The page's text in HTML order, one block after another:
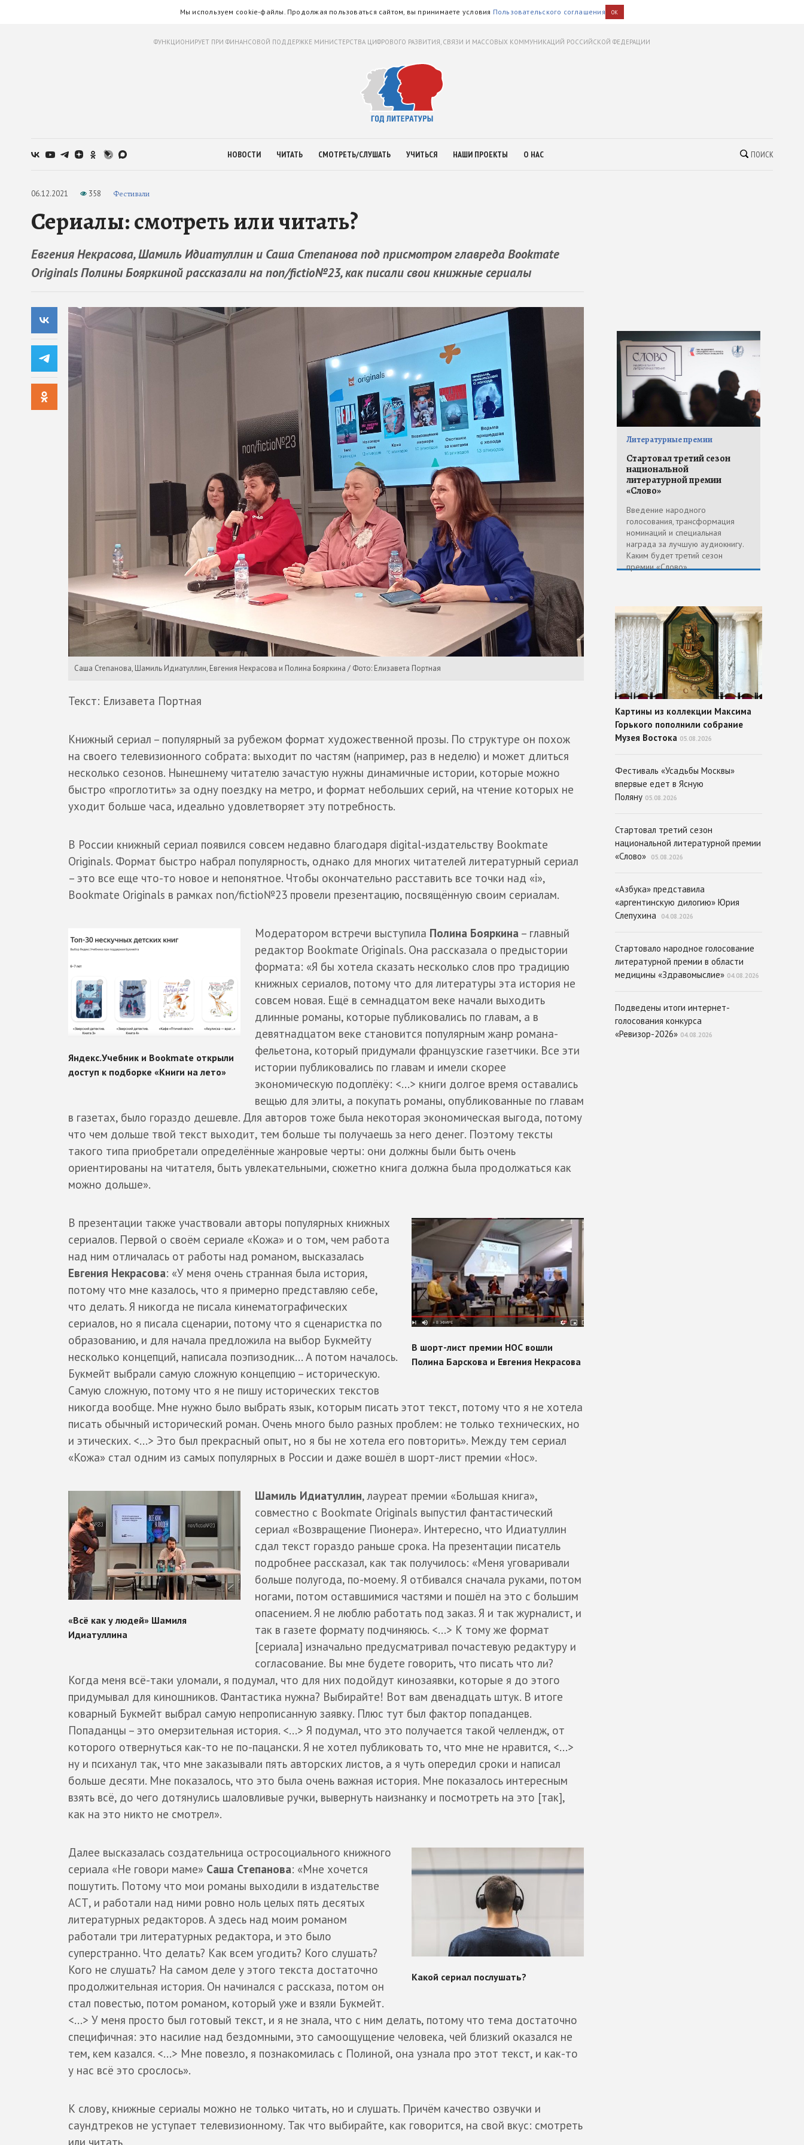
Мы используем cookie-файлы. Продолжая пользоваться сайтом, вы принимаете условия Пользовательского соглашения OK
ФУНКЦИОНИРУЕТ ПРИ ФИНАНСОВОЙ ПОДДЕРЖКЕ МИНИСТЕРСТВА ЦИФРОВОГО РАЗВИТИЯ, СВЯЗИ И МАССОВЫХ КОММУНИКАЦИЙ РОССИЙСКОЙ ФЕДЕРАЦИИ
НОВОСТИ ЧИТАТЬ СМОТРЕТЬ/СЛУШАТЬ УЧИТЬСЯ НАШИ ПРОЕКТЫ О НАС ПОИСК
06.12.2021 358 Фестивали
Сериалы: смотреть или читать?
Евгения Некрасова, Шамиль Идиатуллин и Саша Степанова под присмотром главреда Bookmate
Originals Полины Бояркиной рассказали на non/fictio№23, как писали свои книжные сериалы
Саша Степанова, Шамиль Идиатуллин, Евгения Некрасова и Полина Бояркина / Фото: Елизавета Портная
Текст: Елизавета Портная
Книжный сериал – популярный за рубежом формат художественной прозы. По структуре он похож
на своего телевизионного собрата: выходит по частям (например, раз в неделю) и может длиться
несколько сезонов. Нынешнему читателю зачастую нужны динамичные истории, которые можно
быстро «проглотить» за одну поездку на метро, и формат небольших серий, на чтение которых не
уходит больше часа, идеально удовлетворяет эту потребность.
В России книжный сериал появился совсем недавно благодаря digital-издательству Bookmate
Originals. Формат быстро набрал популярность, однако для многих читателей литературный сериал
– это все еще что-то новое и непонятное. Чтобы окончательно расставить все точки над «i»,
Bookmate Originals в рамках non/fictio№23 провели презентацию, посвящённую своим сериалам.
Модератором встречи выступила Полина Бояркина – главный
редактор Bookmate Originals. Она рассказала о предыстории
формата: «Я бы хотела сказать несколько слов про традицию
книжных сериалов, потому что для литературы эта история не
совсем новая. Ещё в семнадцатом веке начали выходить
длинные романы, которые публиковались по главам, а в
девятнадцатом веке становится популярным жанр романа-
фельетона, который придумали французские газетчики. Все эти
истории публиковались по главам и имели скорее
экономическую подоплёку: <...> книги долгое время оставались
вещью для элиты, а покупать романы, опубликованные по главам
в газетах, было гораздо дешевле. Для авторов тоже была некоторая экономическая выгода, потому
что чем дольше твой текст выходит, тем больше ты получаешь за него денег. Поэтому тексты
такого типа приобретали определённые жанровые черты: они должны были быть очень
ориентированы на читателя, быть увлекательными, сюжетно книга должна была продолжаться как
можно дольше».
В презентации также участвовали авторы популярных книжных
сериалов. Первой о своём сериале «Кожа» и о том, чем работа
над ним отличалась от работы над романом, высказалась
Евгения Некрасова: «У меня очень странная была история,
потому что мне казалось, что я примерно представляю себе,
что делать. Я никогда не писала кинематографических
сериалов, но я писала сценарии, потому что я сценаристка по
образованию, и для начала предложила на выбор Букмейту
несколько концепций, написала поэпизодник... А потом началось.
Букмейт выбрали самую сложную концепцию – историческую.
Самую сложную, потому что я не пишу исторических текстов
никогда вообще. Мне нужно было выбрать язык, которым писать этот текст, потому что я не хотела
писать обычный исторический роман. Очень много было разных проблем: не только технических, но
и этических. <...> Это был прекрасный опыт, но я бы не хотела его повторить». Между тем сериал
«Кожа» стал одним из самых популярных в России и даже вошёл в шорт-лист премии «Нос».
Шамиль Идиатуллин, лауреат премии «Большая книга»,
совместно с Bookmate Originals выпустил фантастический
сериал «Возвращение Пионера». Интересно, что Идиатуллин
сдал текст гораздо раньше срока. На презентации писатель
подробнее рассказал, как так получилось: «Меня уговаривали
больше полугода, по-моему. Я отбивался сначала руками, потом
ногами, потом оставшимися частями и пошёл на это с большим
опасением. Я не люблю работать под заказ. Я и так журналист, и
так в газете формату подчиняюсь. <...> К тому же формат
[сериала] изначально предусматривал почастевую редактуру и
согласование. Вы мне будете говорить, что писать что ли?
Когда меня всё-таки уломали, я подумал, что для них подойдут кинозаявки, которые я до этого
придумывал для киношников. Фантастика нужна? Выбирайте! Вот вам двенадцать штук. В итоге
коварный Букмейт выбрал самую непрописанную заявку. Плюс тут был фактор попаданцев.
Попаданцы – это омерзительная история. <...> Я подумал, что это получается такой челлендж, от
которого отвернуться как-то не по-пацански. Я не хотел публиковать то, что мне не нравится, <...>
ну и психанул так, что мне заказывали пять авторских листов, а я чуть опередил сроки и написал
больше десяти. Мне показалось, что это была очень важная история. Мне показалось интересным
взять всё, до чего дотянулись шаловливые ручки, вывернуть наизнанку и посмотреть на это [так],
как на это никто не смотрел».
Далее высказалась создательница остросоциального книжного
сериала «Не говори маме» Саша Степанова: «Мне хочется
пошутить. Потому что мои романы выходили в издательстве
АСТ, и работали над ними ровно ноль целых пять десятых
литературных редакторов. А здесь над моим романом
работали три литературных редактора, и это было
суперстранно. Что делать? Как всем угодить? Кого слушать?
Кого не слушать? На самом деле у этого текста достаточно
продолжительная история. Он начинался с рассказа, потом он
стал повестью, потом романом, который уже и взяли Букмейт.
<...> У меня просто был готовый текст, и я не знала, что с ним делать, потому что тема достаточно
специфичная: это насилие над бездомными, это самоощущение человека, чей близкий оказался не
тем, кем казался. <...> Мне повезло, я познакомилась с Полиной, она узнала про этот текст, и как-то
у нас всё это срослось».
К слову, книжные сериалы можно не только читать, но и слушать. Причём качество озвучки и
саундтреков не уступает телевизионному. Так что выбирайте, как говорится, на свой вкус: смотреть
Литературные премии
Стартовал третий сезон
национальной
литературной премии
«Слово»
Введение народного
голосования, трансформация
номинаций и специальная
награда за лучшую аудиокнигу.
Каким будет третий сезон
премии «Слово»
Картины из коллекции Максима
Горького пополнили собрание
Музея Востока 05.08.2026
Фестиваль «Усадьбы Москвы»
впервые едет в Ясную
Поляну 05.08.2026
Стартовал третий сезон
национальной литературной премии
«Слово»
05.08.2026
«Азбука» представила
«аргентинскую дилогию» Юрия
Слепухина
04.08.2026
Стартовало народное голосование
литературной премии в области
медицины «Здравомыслие» 04.08.2026
Подведены итоги интернет-
голосования конкурса
«Ревизор-2026» 04.08.2026